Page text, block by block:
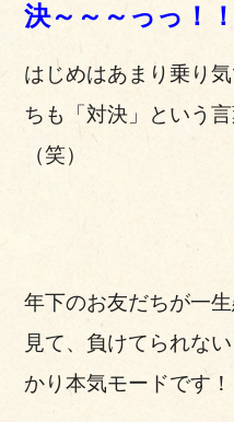
決～～～っっ！
はじめはあまり乗り
ちも「対決」という
（笑）
年下のお友だちが一
見て、負けてられな
かり本気モードです！